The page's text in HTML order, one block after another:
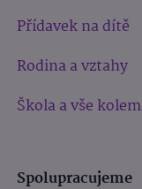
Přídavek na dítě
Rodina a vztahy
Škola a vše kolem
Spolupracujeme